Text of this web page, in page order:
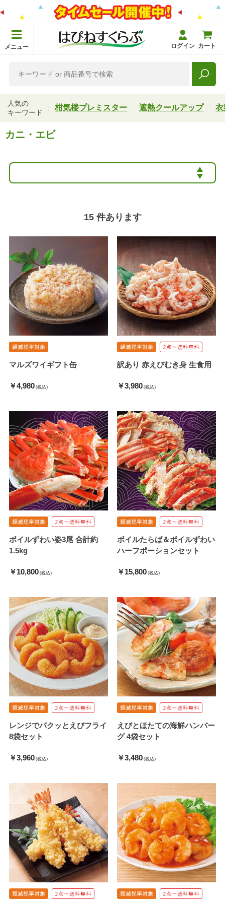
メニュー ログイン カート
人気の
キーワード
柑気楼プレミスター 遮熱クールアップ 衣
カニ・エビ
15 件あります
マルズワイギフト缶
￥4,980 (税込)
訳あり 赤えびむき身 生食用
￥3,980 (税込)
ボイルずわい姿3尾 合計約
1.5kg
￥10,800 (税込)
ボイルたらば＆ボイルずわい
ハーフポーションセット
￥15,800 (税込)
レンジでパクッとえびフライ
8袋セット
￥3,960 (税込)
えびとほたての海鮮ハンバー
グ 4袋セット
￥3,480 (税込)